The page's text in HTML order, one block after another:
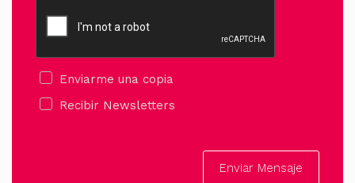
Enviarme una copia
Recibir Newsletters
Enviar Mensaje